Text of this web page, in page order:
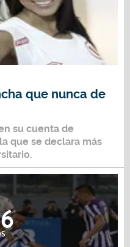
que nunca de
su cuenta de
que se declara más